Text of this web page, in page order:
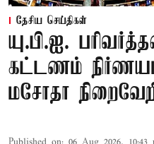
தேசிய செய்திகள்
யு.பி.ஐ.
கட்டணம்
மசோதா